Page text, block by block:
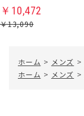
￥10,472
￥13,090
ホーム > メンズ >
ホーム > メンズ >